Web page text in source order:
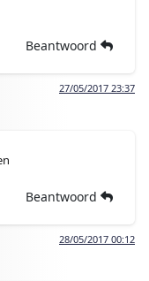
Beantwoord
27/05/2017 23:37
Beantwoord
28/05/2017 00:12